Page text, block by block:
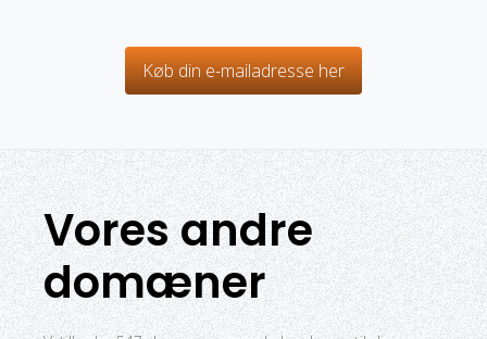
Køb din e-mailadresse her
Vores andre
domæner